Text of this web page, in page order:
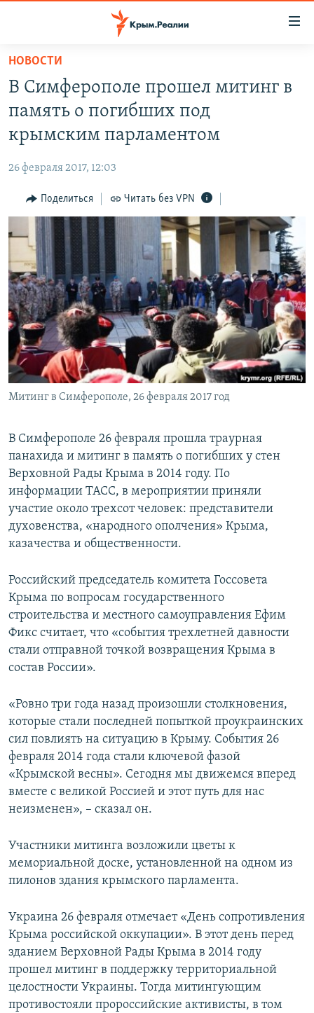
Вернуться
основному
содержанию
главной
навигации
Вернутся
поиску
НОВОСТИ
СПЕЦПРОЕКТЫ
11 ЛЕТ ОККУПАЦИИ КРЫМА. 11 ИСТОРИЙ СОПРОТИВЛЕНИЯ
ЕЩЕ
ИНТЕРАКТИВ
ИНФОГРАФИКА
ТЕЛЕПРОЕКТ КРЫМ.РЕАЛИИ
СОВЕТЫ ПРАВОЗАЩИТНИКОВ
ПРОПАВШИЕ БЕЗ ВЕСТИ
ПОБЕДИТЕЛЕЙ НЕ СУДЯТ?
КРЫМ.НЕПОКОРЕННЫЙ
ELIFBE
УКРАИНСКАЯ ПРОБЛЕМА КРЫМА
РАДІО СВОБОДА
КАК ОБОЙТИ БЛОКИРОВКУ
Українською
Qırımtatar
ПРИСОЕДИНЯЙТЕСЬ!
НОВОСТИ
В Симферополе прошел митинг в
память о погибших под
крымским парламентом
26 февраля 2017, 12:03
Поделиться Читать без VPN
Митинг в Симферополе, 26 февраля 2017 год
В Симферополе 26 февраля прошла траурная
панахида и митинг в память о погибших у стен
Верховной Рады Крыма в 2014 году. По
информации ТАСС, в мероприятии приняли
участие около трехсот человек: представители
духовенства, «народного ополчения» Крыма,
казачества и общественности.
Российский председатель комитета Госсовета
Крыма по вопросам государственного
строительства и местного самоуправления Ефим
Фикс считает, что «события трехлетней давности
стали отправной точкой возвращения Крыма в
состав России».
«Ровно три года назад произошли столкновения,
которые стали последней попыткой проукраинских
сил повлиять на ситуацию в Крыму. События 26
февраля 2014 года стали ключевой фазой
«Крымской весны». Сегодня мы движемся вперед
вместе с великой Россией и этот путь для нас
неизменен», – сказал он.
Участники митинга возложили цветы к
мемориальной доске, установленной на одном из
пилонов здания крымского парламента.
Украина 26 февраля отмечает «День сопротивления
Крыма российской оккупации». В этот день перед
зданием Верховной Рады Крыма в 2014 году
прошел митинг в поддержку территориальной
целостности Украины. Тогда митингующим
противостояли пророссийские активисты, в том